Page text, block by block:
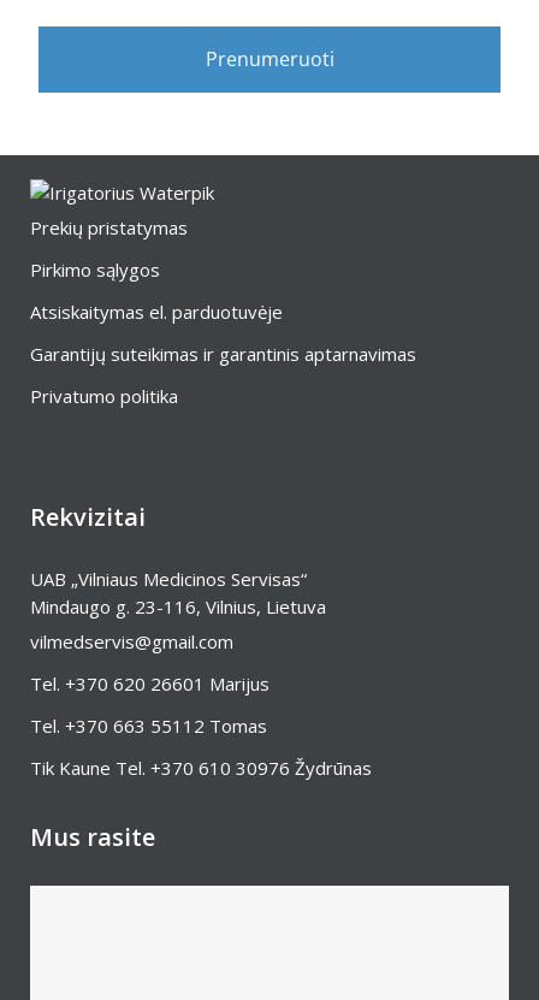
Prenumeruoti
Prekių pristatymas
Pirkimo sąlygos
Atsiskaitymas el. parduotuvėje
Garantijų suteikimas ir garantinis aptarnavimas
Privatumo politika
Rekvizitai
UAB „Vilniaus Medicinos Servisas“
Mindaugo g. 23-116, Vilnius, Lietuva
vilmedservis@gmail.com
Tel. +370 620 26601 Marijus
Tel. +370 663 55112 Tomas
Tik Kaune Tel. +370 610 30976 Žydrūnas
Mus rasite